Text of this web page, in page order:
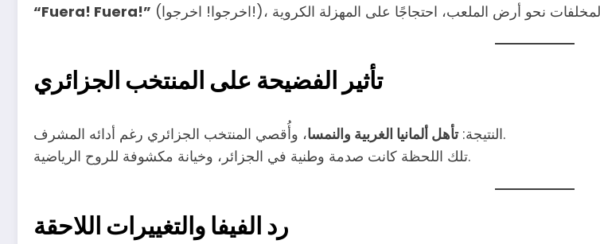
“Fuera! Fuera!”
تأثير الفضيحة على المنتخب الجزائري
النتيجة:تأهل ألمانيا الغربية والنمسا
، وأُقصي المنتخب الجزائري رغم أدائه المشرف.
تلك اللحظة كانت صدمة وطنية في الجزائر، وخيانة مكشوفة للروح الرياضية.
ردالفيفاوالتغييرات اللاحقة